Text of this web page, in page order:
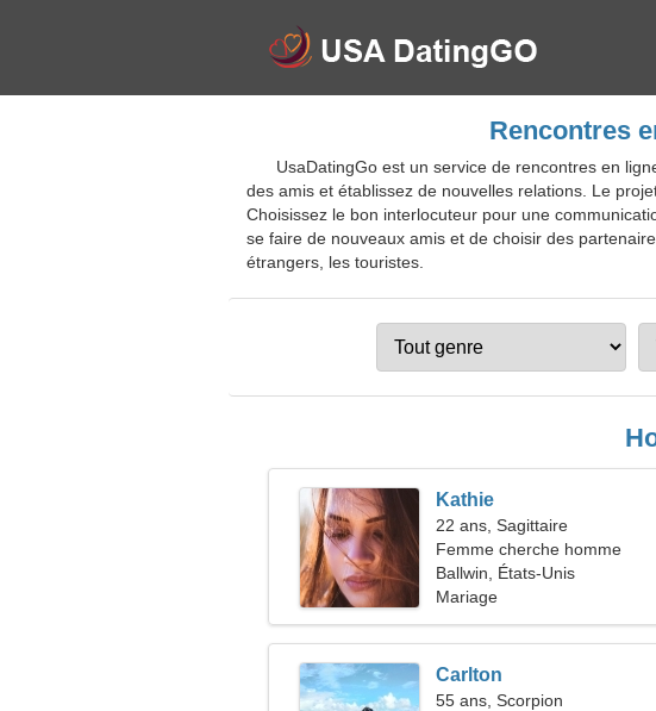
Rencontres
UsaDatingGo est un service de rencontres en
des amis et établissez de nouvelles relations. Le
Choisissez le bon interlocuteur pour une
se faire de nouveaux amis et de choisir des
étrangers, les touristes.
Kathie
22 ans, Sagittaire
Femme cherche homme
Ballwin, États-Unis
Mariage
Carlton
55 ans, Scorpion